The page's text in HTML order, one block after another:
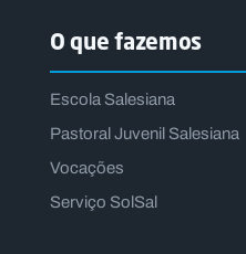
O que fazemos
Escola Salesiana
Pastoral Juvenil Salesiana
Vocações
Serviço SolSal